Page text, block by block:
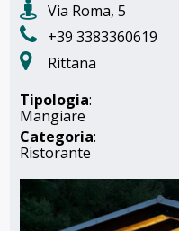
Via Roma, 5
+39 3383360619
Rittana
Tipologia:
Mangiare
Categoria:
Ristorante